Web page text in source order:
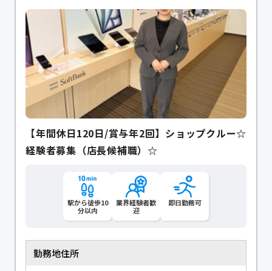
【年間休日120日/賞与年2回】ショップクルー☆
経験者募集（店長候補職）☆
駅から徒歩10
分以内
業界経験者歓
迎
即日勤務可
勤務地住所